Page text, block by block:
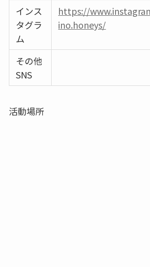
インス
タグラ
ム
https://
ino.honeys/
その他
SNS
活動場所